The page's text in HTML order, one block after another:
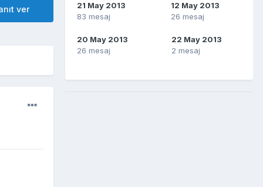
ver
21 May 2013
83 mesaj
12 May 2013
26 mesaj
20 May 2013
26 mesaj
22 May 2013
2 mesaj